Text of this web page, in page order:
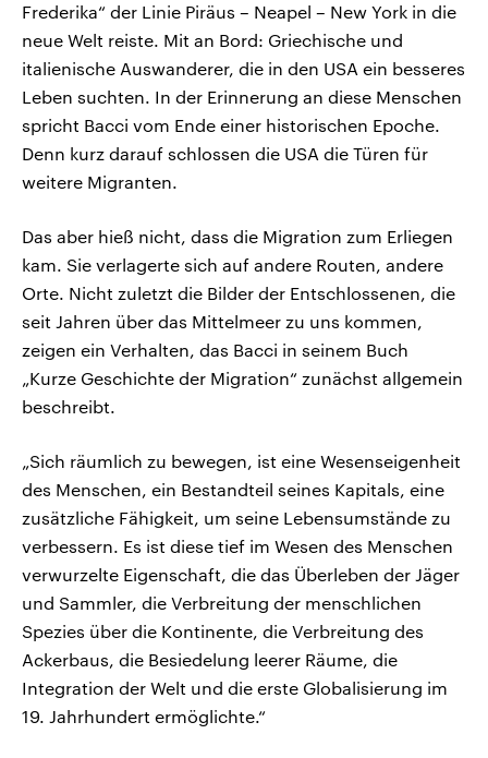
Frederika“ der Linie Piräus – Neapel – New York in die
neue Welt reiste. Mit an Bord: Griechische und
italienische Auswanderer, die in den USA ein besseres
Leben suchten. In der Erinnerung an diese Menschen
spricht Bacci vom Ende einer historischen Epoche.
Denn kurz darauf schlossen die USA die Türen für
weitere Migranten.
Das aber hieß nicht, dass die Migration zum Erliegen
kam. Sie verlagerte sich auf andere Routen, andere
Orte. Nicht zuletzt die Bilder der Entschlossenen, die
seit Jahren über das Mittelmeer zu uns kommen,
zeigen ein Verhalten, das Bacci in seinem Buch
„Kurze Geschichte der Migration“ zunächst allgemein
beschreibt.
„Sich räumlich zu bewegen, ist eine Wesenseigenheit
des Menschen, ein Bestandteil seines Kapitals, eine
zusätzliche Fähigkeit, um seine Lebensumstände zu
verbessern. Es ist diese tief im Wesen des Menschen
verwurzelte Eigenschaft, die das Überleben der Jäger
und Sammler, die Verbreitung der menschlichen
Spezies über die Kontinente, die Verbreitung des
Ackerbaus, die Besiedelung leerer Räume, die
Integration der Welt und die erste Globalisierung im
19. Jahrhundert ermöglichte.“